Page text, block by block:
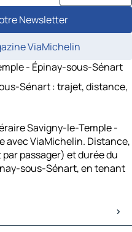
Newsletter
ViaMichelin
- Épinay-sous-Sénart
Sénart : trajet, distance,
Savigny-le-Temple -
avec ViaMichelin. Distance,
passager) et durée du
sous-Sénart, en tenant